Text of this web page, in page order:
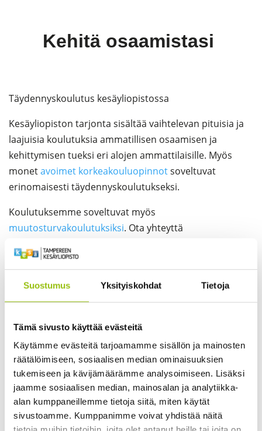
Suostumus Yksityiskohdat Tietoja
Tämä sivusto käyttää evästeitä
Käytämme evästeitä tarjoamamme sisällön ja mainosten
räätälöimiseen, sosiaalisen median ominaisuuksien
tukemiseen ja kävijämäärämme analysoimiseen. Lisäksi
jaamme sosiaalisen median, mainosalan ja analytiikka-
alan kumppaneillemme tietoja siitä, miten käytät
sivustoamme. Kumppanimme voivat yhdistää näitä
Kehitä osaamistasi
Täydennyskoulutus kesäyliopistossa
Kesäyliopiston tarjonta sisältää vaihtelevan pituisia ja
laajuisia koulutuksia ammatillisen osaamisen ja
kehittymisen tueksi eri alojen ammattilaisille. Myös
monetavoimet korkeakouluopinnotsoveltuvat
erinomaisesti täydennyskoulutukseksi.
Koulutuksemme soveltuvat myös
muutosturvakoulutuksiksi. Ota yhteyttä
muutosturvakoulutukseen
valmennuksia eri aiheista.
työyhteisöille.
Tilauskoulutusta voi tiedustella toimistostamme tai voit
ottaa yhteyttä suoraanhenkilökuntaamme.
Kesäyliopistoissa opintopisteytettyjä ja
osaamisperusteisesti kuvattuja opintosuorituksia
voidaan kirjataOma Opintopolku-palveluun. Oma